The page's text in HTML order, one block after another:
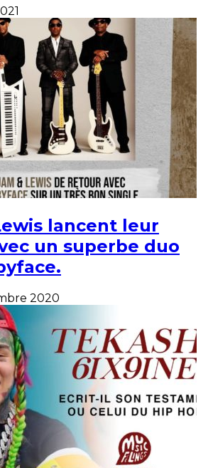
lancent leur
un superbe duo
2020